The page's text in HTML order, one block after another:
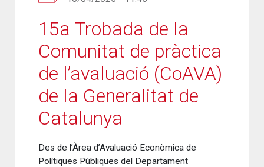
15a Trobada de la
Comunitat de pràctica
de l’avaluació (CoAVA)
de la Generalitat de
Catalunya
Des de l’Àrea d’Avaluació Econòmica de
Polítiques Públiques del Departament